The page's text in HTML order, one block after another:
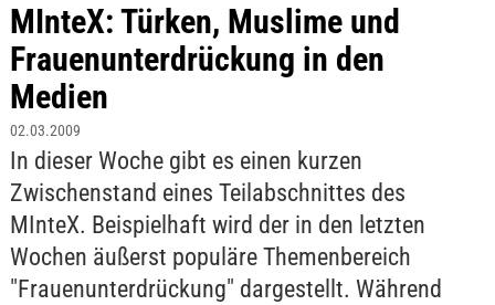
MInteX: Türken, Muslime und
Frauenunterdrückung in den
Medien
02.03.2009
In dieser Woche gibt es einen kurzen
Zwischenstand eines Teilabschnittes des
MInteX. Beispielhaft wird der in den letzten
Wochen äußerst populäre Themenbereich
"Frauenunterdrückung" dargestellt. Während